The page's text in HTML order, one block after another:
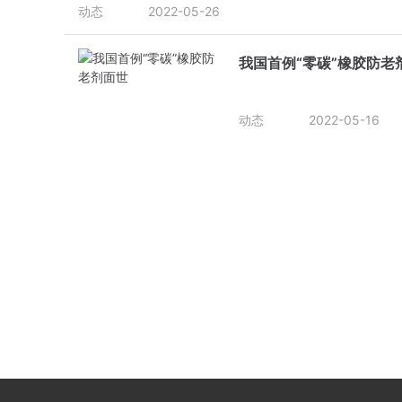
动态 2022-05-26
我国首例“零碳”橡胶防老
动态 2022-05-16